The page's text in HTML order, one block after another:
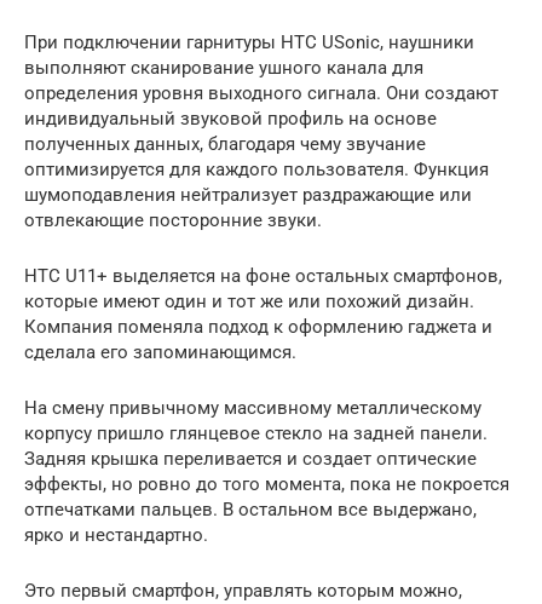
При подключении гарнитуры HTC USonic, наушники
выполняют сканирование ушного канала для
определения уровня выходного сигнала. Они создают
индивидуальный звуковой профиль на основе
полученных данных, благодаря чему звучание
оптимизируется для каждого пользователя. Функция
шумоподавления нейтрализует раздражающие или
отвлекающие посторонние звуки.
HTC U11+ выделяется на фоне остальных смартфонов,
которые имеют один и тот же или похожий дизайн.
Компания поменяла подход к оформлению гаджета и
сделала его запоминающимся.
На смену привычному массивному металлическому
корпусу пришло глянцевое стекло на задней панели.
Задняя крышка переливается и создает оптические
эффекты, но ровно до того момента, пока не покроется
отпечатками пальцев. В остальном все выдержано,
ярко и нестандартно.
Это первый смартфон, управлять которым можно,